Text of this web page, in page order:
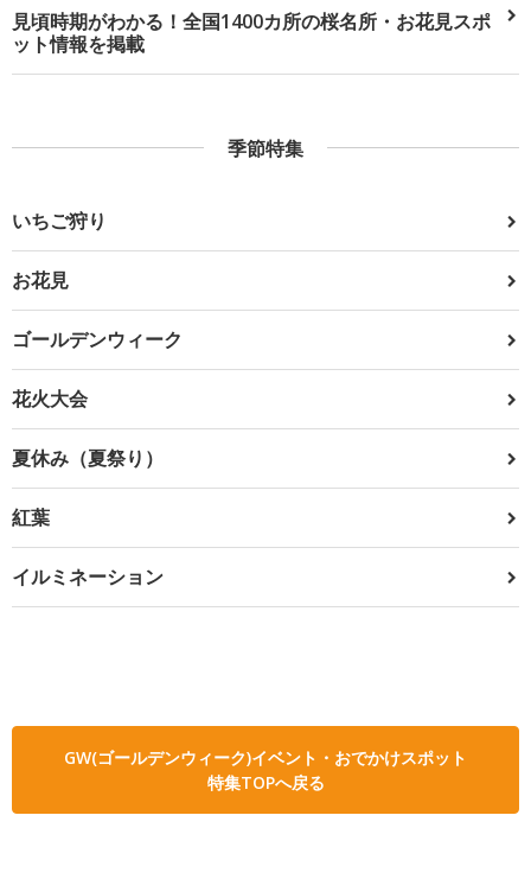
見頃時期がわかる！全国1400カ所の桜名所・お花見スポ
ット情報を掲載
季節特集
いちご狩り
お花見
ゴールデンウィーク
花火大会
夏休み（夏祭り）
紅葉
イルミネーション
GW(ゴールデンウィーク)イベント・おでかけスポット
特集TOPへ戻る